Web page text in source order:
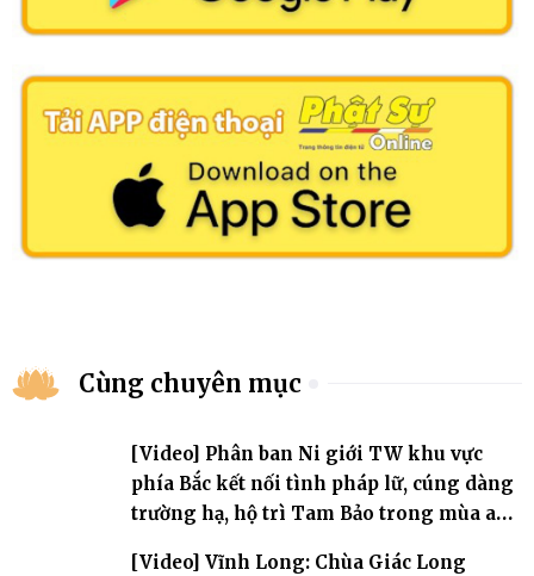
Cùng chuyên mục
[Video] Phân ban Ni giới TW khu vực
phía Bắc kết nối tình pháp lữ, cúng dàng
trường hạ, hộ trì Tam Bảo trong mùa an
[Video] Vĩnh Long: Chùa Giác Long